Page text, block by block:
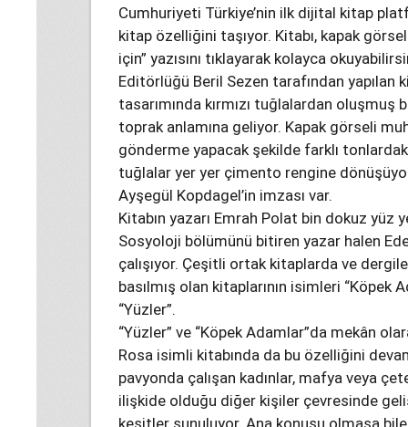
Cumhuriyeti Türkiye’nin ilk dijital kitap
kitap özelliğini taşıyor. Kitabı, kapak
için” yazısını tıklayarak kolayca
Editörlüğü Beril Sezen tarafından yapılan
tasarımında kırmızı tuğlalardan oluşmuş
toprak anlamına geliyor. Kapak görseli
gönderme yapacak şekilde farklı
tuğlalar yer yer çimento rengine
Ayşegül Kopdagel’in imzası var.
Kitabın yazarı Emrah Polat bin dokuz yüz
Sosyoloji bölümünü bitiren yazar halen
çalışıyor. Çeşitli ortak kitaplarda ve
basılmış olan kitaplarının isimleri “Köpek
“Yüzler”.
“Yüzler” ve “Köpek Adamlar”da mekân
Rosa isimli kitabında da bu özelliğini
pavyonda çalışan kadınlar, mafya veya
ilişkide olduğu diğer kişiler çevresinde
kesitler sunuluyor. Ana konusu olmasa